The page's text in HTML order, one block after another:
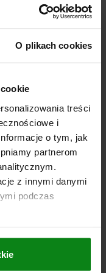
O plikach cookies
treści
i
o tym, jak
partnerom
z innymi danymi
podczas
F1 OK. N=6
SZCZEGÓŁY